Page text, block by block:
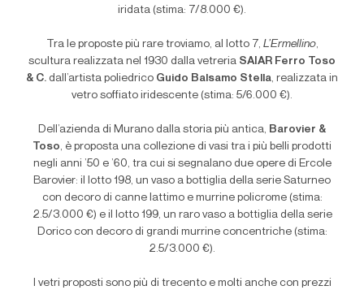
iridata (stima: 7/8.000 €).
Tra le proposte più rare troviamo, al lotto 7, L’Ermellino,
scultura realizzata nel 1930 dalla vetreria SAIAR Ferro Toso
& C. dall’artista poliedrico Guido Balsamo Stella, realizzata in
vetro soffiato iridescente (stima: 5/6.000 €).
Dell’azienda di Murano dalla storia più antica, Barovier &
Toso, è proposta una collezione di vasi tra i più belli prodotti
negli anni ’50 e ’60, tra cui si segnalano due opere di Ercole
Barovier: il lotto 198, un vaso a bottiglia della serie Saturneo
con decoro di canne lattimo e murrine policrome (stima:
2.5/3.000 €) e il lotto 199, un raro vaso a bottiglia della serie
Dorico con decoro di grandi murrine concentriche (stima:
2.5/3.000 €).
I vetri proposti sono più di trecento e molti anche con prezzi